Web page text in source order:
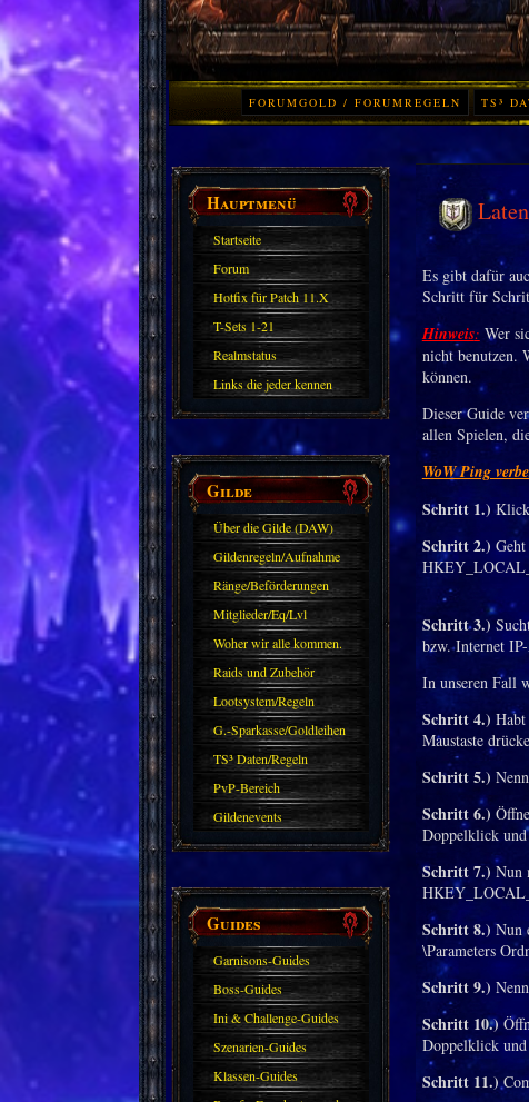
FORUMGOLD / FORUMREGELN TS³
Hauptmenü
Startseite
Forum
Hotfix für Patch 11.X
T-Sets 1-21
Realmstatus
Links die jeder kennen
sollte?! Oder nicht?
Gilde
Über die Gilde (DAW)
Gildenregeln/Aufnahme
Ränge/Beförderungen
Mitglieder/Eq/Lvl
Woher wir alle kommen.
Raids und Zubehör
Lootsystem/Regeln
G.-Sparkasse/Goldleihen
TS³ Daten/Regeln
PvP-Bereich
Gildenevents
Guides
Garnisons-Guides
Boss-Guides
Ini & Challenge-Guides
Szenarien-Guides
Klassen-Guides
Es gibt dafür
Schritt für
Hinweis: Wer
nicht benutzen.
können.
Dieser Guide
allen Spielen,
WoW Ping
Schritt 1.)
Schritt 2.)
Schritt 3.)
bzw. Internet
In unseren Fall
Schritt 4.)
Maustaste
Schritt 5.)
Schritt 6.)
Doppelklick
Schritt 7.) Nun
Schritt 8.) Nun
\Parameters
Schritt 9.)
Schritt 10.)
Doppelklick
Schritt 11.)